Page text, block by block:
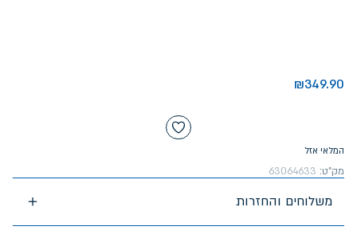
₪349.90
המלאי אזל
מק"ט: 63064633
משלוחים והחזרות